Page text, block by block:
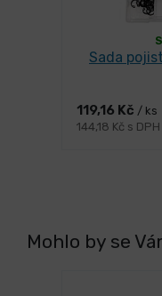
Sada
119,16 Kč / ks
144,18 Kč s DPH
Mohlo by se